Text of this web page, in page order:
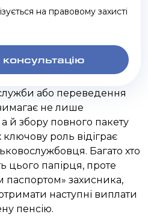
на правовому захисті
або переведення
не лише
й збору повного пакету
роль відіграє
Багато хто
цього папірця, проте
паспортом» захисника,
наступні виплати
пенсію.